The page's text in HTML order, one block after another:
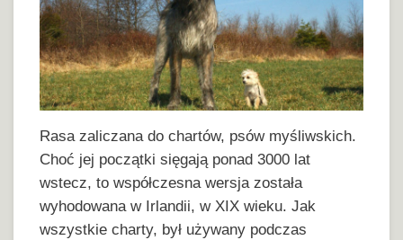
Rasa zaliczana do chartów, psów myśliwskich.
Choć jej początki sięgają ponad 3000 lat
wstecz, to współczesna wersja została
wyhodowana w Irlandii, w XIX wieku. Jak
wszystkie charty, był używany podczas